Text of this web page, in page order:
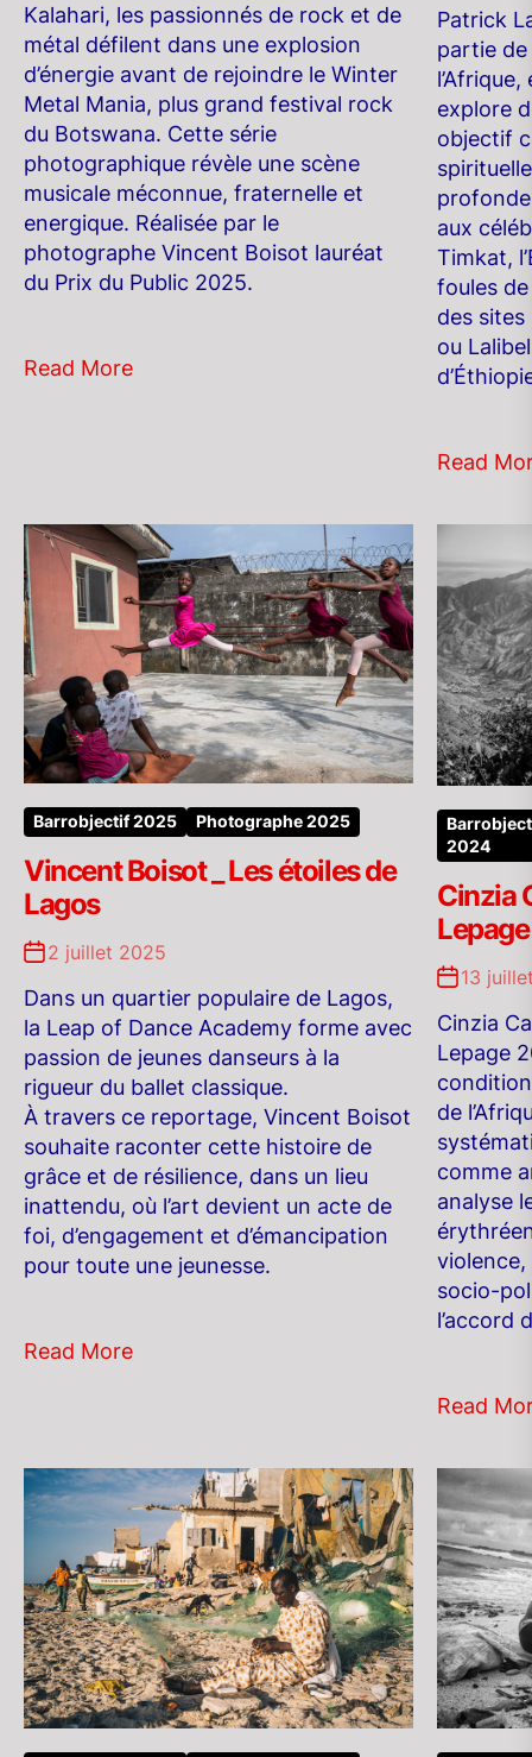
Kalahari, les passionnés de rock et de
métal défilent dans une explosion
d’énergie avant de rejoindre le Winter
Metal Mania, plus grand festival rock
du Botswana. Cette série
photographique révèle une scène
musicale méconnue, fraternelle et
energique. Réalisée par le
photographe Vincent Boisot lauréat
du Prix du Public 2025.
Read More
Patrick
partie
explore
objectif
aux
Timkat,
foules
des sites
ou
Read
Barrobjectif 2025 Photographe 2025
Vincent Boisot _ Les étoiles de
Lagos
2 juillet 2025
Dans un quartier populaire de Lagos,
la Leap of Dance Academy forme avec
passion de jeunes danseurs à la
rigueur du ballet classique.
À travers ce reportage, Vincent Boisot
souhaite raconter cette histoire de
grâce et de résilience, dans un lieu
inattendu, où l’art devient un acte de
foi, d’engagement et d’émancipation
pour toute une jeunesse.
Read More
2024
Cinzia
13
Cinzia
Lepage
de
comme
analyse
socio-
l’accord
Read